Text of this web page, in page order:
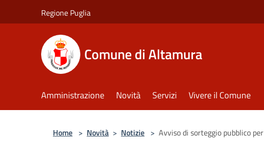
Regione Puglia
Comune di Altamura
Amministrazione Novità Servizi Vivere il Comune
Home > Novità > Notizie > Avviso di sorteggio pubblico